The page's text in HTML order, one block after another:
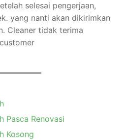
selesai pengerjaan,
yang nanti akan dikirimkan
Cleaner tidak terima
Pasca Renovasi
Kosong